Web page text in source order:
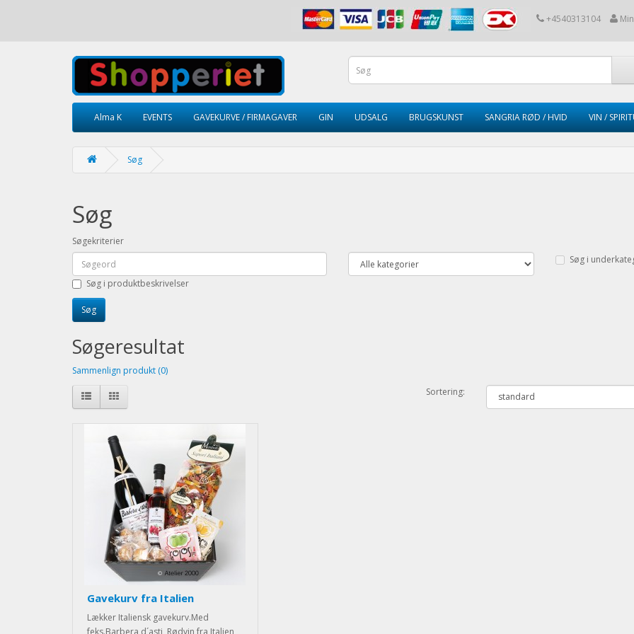
+4540313104
Alma K EVENTS GAVEKURVE / FIRMAGAVER GIN UDSALG BRUGSKUNST SANGRIA RØD / HVID VIN /
Søg
Søg
Søgekriterier
Søg i
Søg i produktbeskrivelser
Søgeresultat
Sammenlign produkt (0)
Sortering:
Gavekurv fra Italien
Lækker Italiensk gavekurv.Med
feks.Barbera d´asti Rødvin fra Italien